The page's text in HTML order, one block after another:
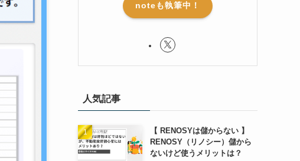
noteも執筆中！
人気記事
【 RENOSYは儲からない 】
RENOSY（リノシー）儲から
ないけど使うメリットは？